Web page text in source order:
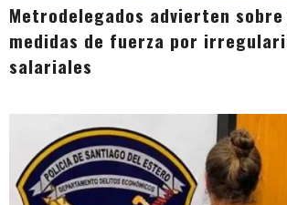
Metrodelegados advierten
medidas de fuerza por
salariales